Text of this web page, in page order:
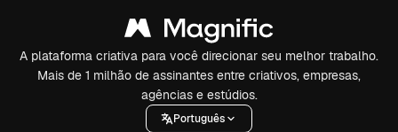
A plataforma criativa para você direcionar seu melhor trabalho.
Mais de 1 milhão de assinantes entre criativos, empresas,
agências e estúdios.
Português